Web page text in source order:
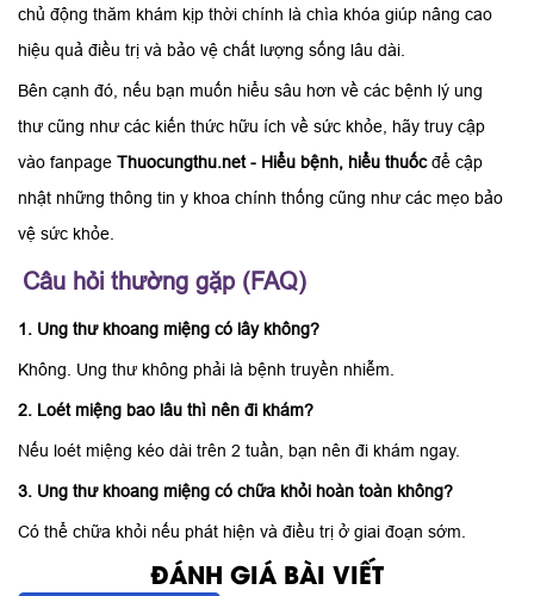
chủ động thăm khám kịp thời chính là chìa khóa giúp nâng cao
hiệu quả điều trị và bảo vệ chất lượng sống lâu dài.
Bên cạnh đó, nếu bạn muốn hiểu sâu hơn về các bệnh lý ung
thư cũng như các kiến thức hữu ích về sức khỏe, hãy truy cập
vào fanpage Thuocungthu.net - Hiểu bệnh, hiểu thuốcđể cập
nhật những thông tin y khoa chính thống cũng như các mẹo bảo
vệ sức khỏe.
Câu hỏi thường gặp (FAQ)
1. Ung thư khoang miệng có lây không?
Không. Ung thư không phải là bệnh truyền nhiễm.
2. Loét miệng bao lâu thì nên đi khám?
Nếu loét miệng kéo dài trên 2 tuần, bạn nên đi khám ngay.
3. Ung thư khoang miệng có chữa khỏi hoàn toàn không?
Có thể chữa khỏi nếu phát hiện và điều trị ở giai đoạn sớm.
ĐÁNH GIÁ BÀI VIẾT